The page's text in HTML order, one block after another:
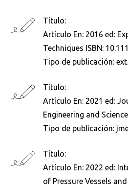
Título:
Artículo En: 2016 ed:
Techniques ISBN:
Tipo de publicación:
Título:
Artículo En: 2021 ed:
Engineering and
Tipo de publicación:
Título:
Artículo En: 2022 ed:
of Pressure Vessels and